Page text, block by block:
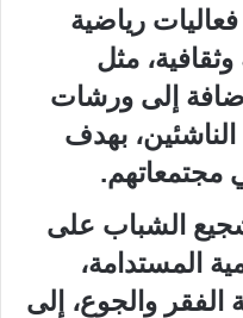
رياضية
مثل
إلى ورشات
بهدف
مجتمعاتهم.
الشباب على
المستدامة،
الفقر والجوع، إلى